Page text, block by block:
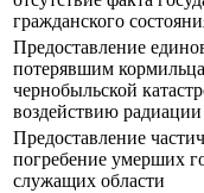
гражданского
Предоставление
потерявшим
чернобыльской
воздействию радиации
Предоставление
погребение умерших
служащих области